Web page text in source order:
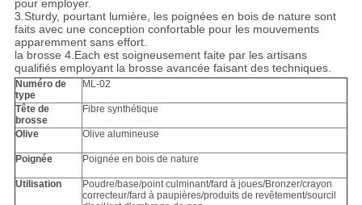
pour employer.
3.Sturdy, pourtant lumière, les poignées en bois de nature sont
faits avec une conception confortable pour les mouvements
apparemment sans effort.
la brosse 4.Each est soigneusement faite par les artisans
qualifiés employant la brosse avancée faisant des techniques.
Numéro de
type
ML-02
Tête de
brosse
Fibre synthétique
Olive Olive alumineuse
Poignée Poignée en bois de nature
Utilisation
Poudre/base/point culminant/fard à joues/Bronzer/crayon
correcteur/fard à paupières/produits de revêtement/sourcil